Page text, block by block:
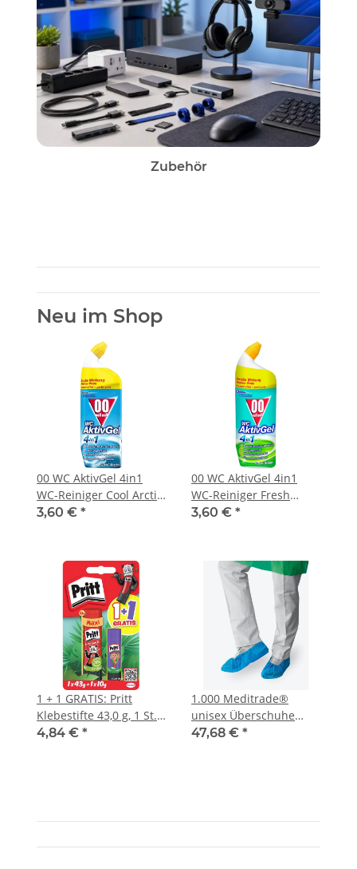
Zubehör
Neu im Shop
00 WC AktivGel 4in1
WC-Reiniger Cool Arctic,
750 ml
3,60 € *
00 WC AktivGel 4in1
WC-Reiniger Fresh
Green, 750 ml
3,60 € *
1 + 1 GRATIS: Pritt
Klebestifte 43,0 g, 1 St.
+ GRATIS Klebestift gold
4,84 € *
1.000 Meditrade®
unisex Überschuhe
blau Einheitsgröße
47,68 € *